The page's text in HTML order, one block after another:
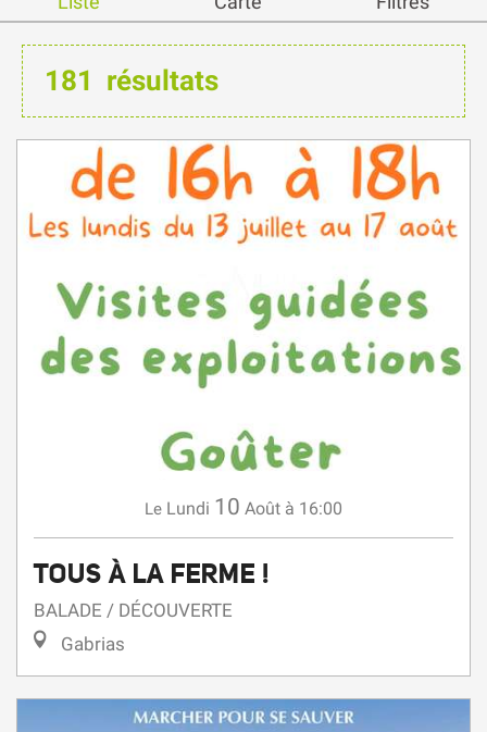
181 résultats
Le Lundi 10 Août à 16:00
TOUS À LA FERME !
BALADE / DÉCOUVERTE
Gabrias